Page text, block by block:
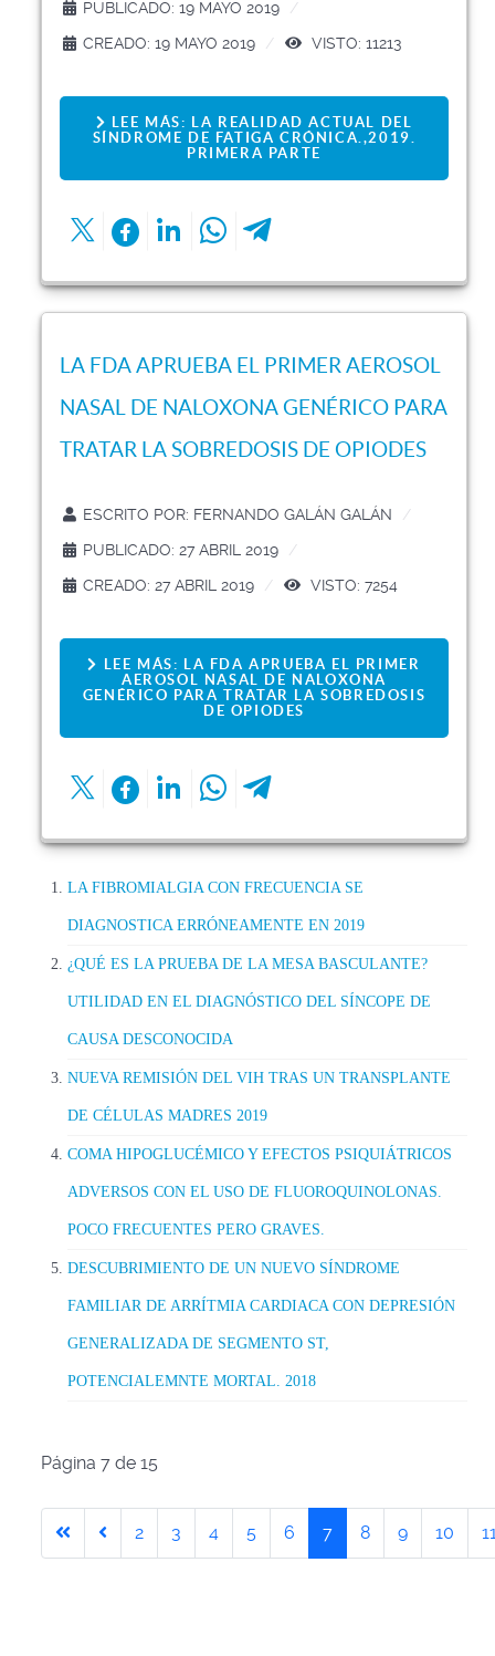
PUBLICADO: 19 MAYO 2019
CREADO: 19 MAYO 2019
VISTO: 11213
LEE MÁS: LA REALIDAD ACTUAL DEL
SÍNDROME DE FATIGA CRÓNICA.,2019.
PRIMERA PARTE
LA FDA APRUEBA EL PRIMER AEROSOL
NASAL DE NALOXONA GENÉRICO PARA
TRATAR LA SOBREDOSIS DE OPIODES
ESCRITO POR: FERNANDO GALÁN GALÁN
PUBLICADO: 27 ABRIL 2019
CREADO: 27 ABRIL 2019
VISTO: 7254
LEE MÁS: LA FDA APRUEBA EL PRIMER
AEROSOL NASAL DE NALOXONA
GENÉRICO PARA TRATAR LA SOBREDOSIS
DE OPIODES
LA FIBROMIALGIA CON FRECUENCIA SE
DIAGNOSTICA ERRÓNEAMENTE EN 2019
¿QUÉ ES LA PRUEBA DE LA MESA BASCULANTE?
UTILIDAD EN EL DIAGNÓSTICO DEL SÍNCOPE DE
CAUSA DESCONOCIDA
NUEVA REMISIÓN DEL VIH TRAS UN TRANSPLANTE
DE CÉLULAS MADRES 2019
COMA HIPOGLUCÉMICO Y EFECTOS PSIQUIÁTRICOS
ADVERSOS CON EL USO DE FLUOROQUINOLONAS.
POCO FRECUENTES PERO GRAVES.
DESCUBRIMIENTO DE UN NUEVO SÍNDROME
FAMILIAR DE ARRÍTMIA CARDIACA CON DEPRESIÓN
GENERALIZADA DE SEGMENTO ST,
POTENCIALEMNTE MORTAL. 2018
Página 7 de 15
2 3 4 5 6 7 8 9 10